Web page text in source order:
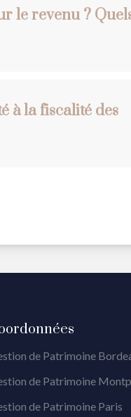
le revenu ?
à la fiscalité des
de Patrimoine
de Patrimoine
de Patrimoine Paris